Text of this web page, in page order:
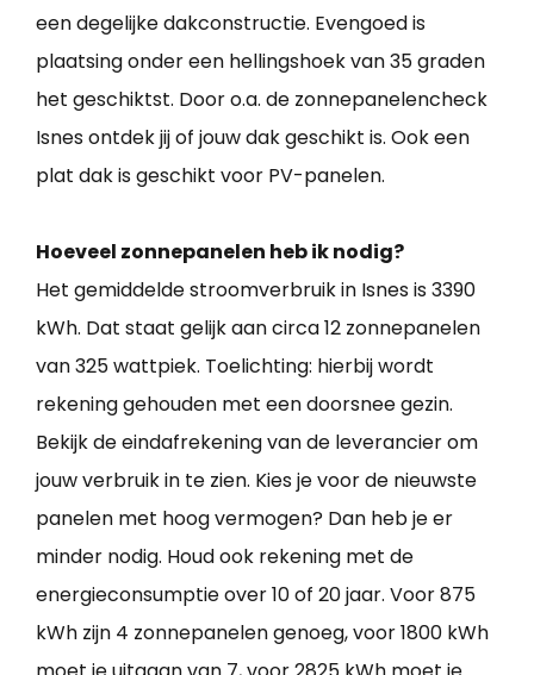
een degelijke dakconstructie. Evengoed is
plaatsing onder een hellingshoek van 35 graden
het geschiktst. Door o.a. de zonnepanelencheck
Isnes ontdek jij of jouw dak geschikt is. Ook een
plat dak is geschikt voor PV-panelen.
Hoeveel zonnepanelen heb ik nodig?
Het gemiddelde stroomverbruik in Isnes is 3390
kWh. Dat staat gelijk aan circa 12 zonnepanelen
van 325 wattpiek. Toelichting: hierbij wordt
rekening gehouden met een doorsnee gezin.
Bekijk de eindafrekening van de leverancier om
jouw verbruik in te zien. Kies je voor de nieuwste
panelen met hoog vermogen? Dan heb je er
minder nodig. Houd ook rekening met de
energieconsumptie over 10 of 20 jaar. Voor 875
kWh zijn 4 zonnepanelen genoeg, voor 1800 kWh